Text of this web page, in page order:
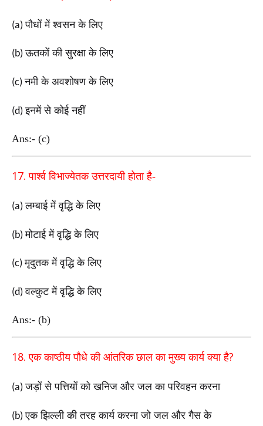
(a)पौधों में श्वसन के लिए
(b)ऊतकों की सुरक्षा के लिए
(c)नमी के अवशोषण के लिए
(d)इनमें से कोई नहीं
Ans:- (c)
17.पार्श्व विभाज्येतक उत्तरदायी होता है-
(a)लम्बाई में वृद्धि के लिए
(b)मोटाई में वृद्धि के लिए
(c)मृदुतक में वृद्धि के लिए
(d)वल्कुट में वृद्धि के लिए
Ans:- (b)
18.एक काष्ठीय पौधे की आंतरिक छाल का मुख्य कार्य क्या है?
(a)जड़ों से पत्तियों को खनिज और जल का परिवहन करना
(b)एक झिल्ली की तरह कार्य करना जो जल और गैस के